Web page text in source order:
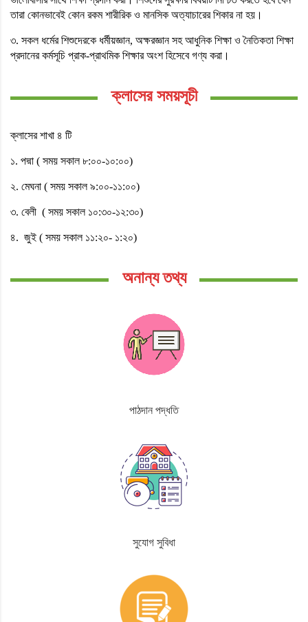
তারা কোনভাবেই কোন রকম শারীরিক ও মানসিক অত্যাচারের শিকার না হয়।
৩. সকল ধর্মের শিশুদেরকে ধর্মীয়জ্ঞান, অক্ষরজ্ঞান সহ আধুনিক শিক্ষা ও নৈতিকতা শিক্ষা
প্রদানের কর্মসূচি প্রাক-প্রাথমিক শিক্ষার অংশ হিসেবে গণ্য করা।
ক্লাসের সময়সূচী
ক্লাসের শাখা ৪ টি
১. পদ্মা ( সময় সকাল ৮:০০-১০:০০)
২. মেঘনা ( সময় সকাল ৯:০০-১১:০০)
৩. বেলী ( সময় সকাল ১০:৩০-১২:৩০)
৪. জুই ( সময় সকাল ১১:২০- ১:২০)
অনান্য তথ্য
পাঠদান পদ্ধতি
সুযোগ সুবিধা